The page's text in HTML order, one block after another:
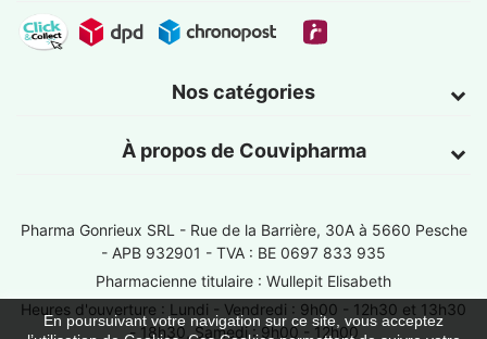
Nos catégories
À propos de Couvipharma
En poursuivant votre navigation sur ce site, vous acceptez
Pharma Gonrieux SRL - Rue de la Barrière, 30A à 5660 Pesche
- APB 932901 - TVA : BE 0697 833 935
Pharmacienne titulaire : Wullepit Elisabeth
Heures d'ouverture : Lundi - Vendredi : 9h00 - 12h30 et 13h30
- 18h30, Samedi : 9h00 - 12h00